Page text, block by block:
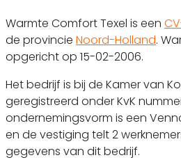
Warmte Comfort Texel is een
de provincie Noord-Holland.
opgericht op 15-02-2006.
Het bedrijf is bij de Kamer van
geregistreerd onder KvK
ondernemingsvorm is een
en de vestiging telt 2
gegevens van dit bedrijf.